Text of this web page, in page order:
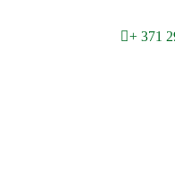
+ 371